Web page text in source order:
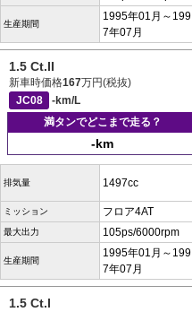
生産期間
1995年01月～199
7年07月
1.5 Ct.II
新車時価格167万円(税抜)
JC08
-km/L
満タンでどこまで走る？
-km
排気量 1497cc
ミッション フロア4AT
最大出力 105ps/6000rpm
生産期間
1995年01月～199
7年07月
1.5 Ct.I